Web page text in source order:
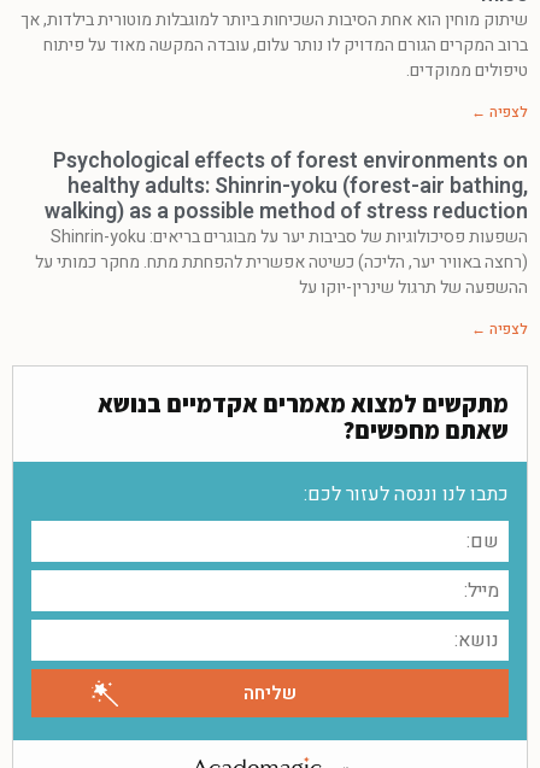
שיתוק מוחין הוא אחת הסיבות השכיחות ביותר למוגבלות מוטורית בילדות, אך
ברוב המקרים הגורם המדויק לו נותר עלום, עובדה המקשה מאוד על פיתוח
טיפולים ממוקדים.
לצפיה ←
Psychological effects of forest environments on
healthy adults: Shinrin-yoku (forest-air bathing,
walking) as a possible method of stress reduction
השפעות פסיכולוגיות של סביבות יער על מבוגרים בריאים: Shinrin-yoku
(רחצה באוויר יער, הליכה) כשיטה אפשרית להפחתת מתח. מחקר כמותי על
ההשפעה של תרגול שינרין-יוקו על
לצפיה ←
מתקשים למצוא מאמרים אקדמיים בנושא
שאתם מחפשים?
כתבו לנו וננסה לעזור לכם: